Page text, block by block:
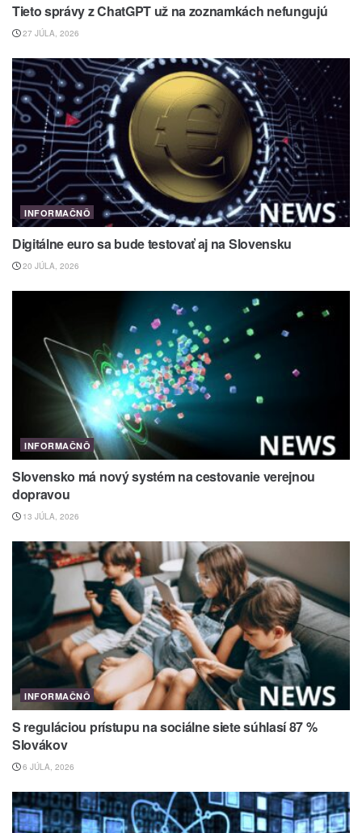
Tieto správy z ChatGPT už na zoznamkách nefungujú
27 JÚLA, 2026
INFORMAČNÔ
Digitálne euro sa bude testovať aj na Slovensku
20 JÚLA, 2026
INFORMAČNÔ
Slovensko má nový systém na cestovanie verejnou
dopravou
13 JÚLA, 2026
INFORMAČNÔ
S reguláciou prístupu na sociálne siete súhlasí 87 %
Slovákov
6 JÚLA, 2026